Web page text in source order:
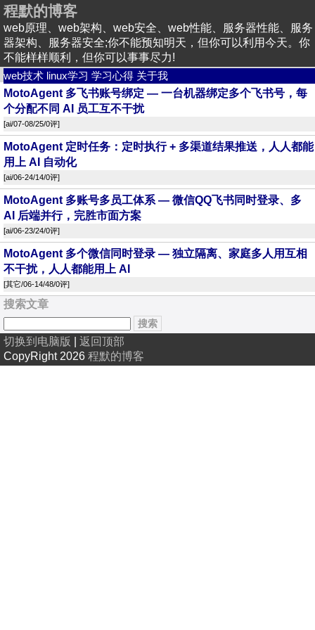
程默的博客
web原理、web架构、web安全、web性能、服务器性能、服务
器架构、服务器安全;你不能预知明天，但你可以利用今天。你
不能样样顺利，但你可以事事尽力!
web技术 linux学习 学习心得 关于我
MotoAgent 多飞书账号绑定 — 一台机器绑定多个飞书号，每
个分配不同 AI 员工互不干扰
[ai/07-08/25/0评]
MotoAgent 定时任务：定时执行 + 多渠道结果推送，人人都能
用上 AI 自动化
[ai/06-24/14/0评]
MotoAgent 多账号多员工体系 — 微信QQ飞书同时登录、多
AI 后端并行，完胜市面方案
[ai/06-23/24/0评]
MotoAgent 多个微信同时登录 — 独立隔离、家庭多人用互相
不干扰，人人都能用上 AI
[其它/06-14/48/0评]
搜索文章
切换到电脑版
返回顶部
CopyRight 2026 程默的博客